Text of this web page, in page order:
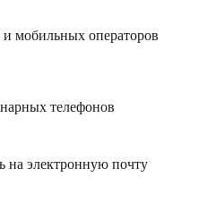
мобильных операторов
телефонов
на электронную почту